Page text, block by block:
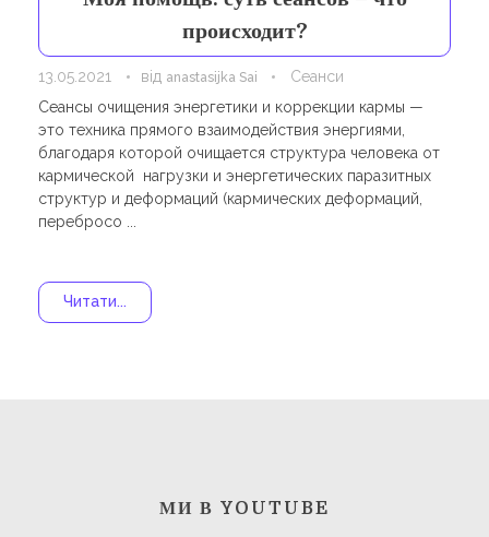
Навчання
Карти Духів
происходит?
13.05.2021 від anastasijka Sai
Сеанси
Сеансы очищения энергетики и коррекции кармы —
это техника прямого взаимодействия энергиями,
благодаря которой очищается структура человека от
кармической нагрузки и энергетических паразитных
структур и деформаций (кармических деформаций,
перебросо ...
Читати...
МИ В YOUTUBE